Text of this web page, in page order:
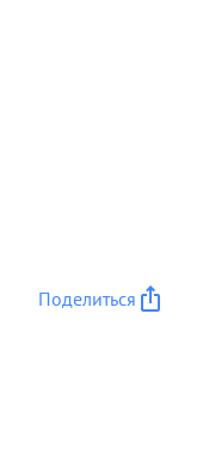
Поделиться